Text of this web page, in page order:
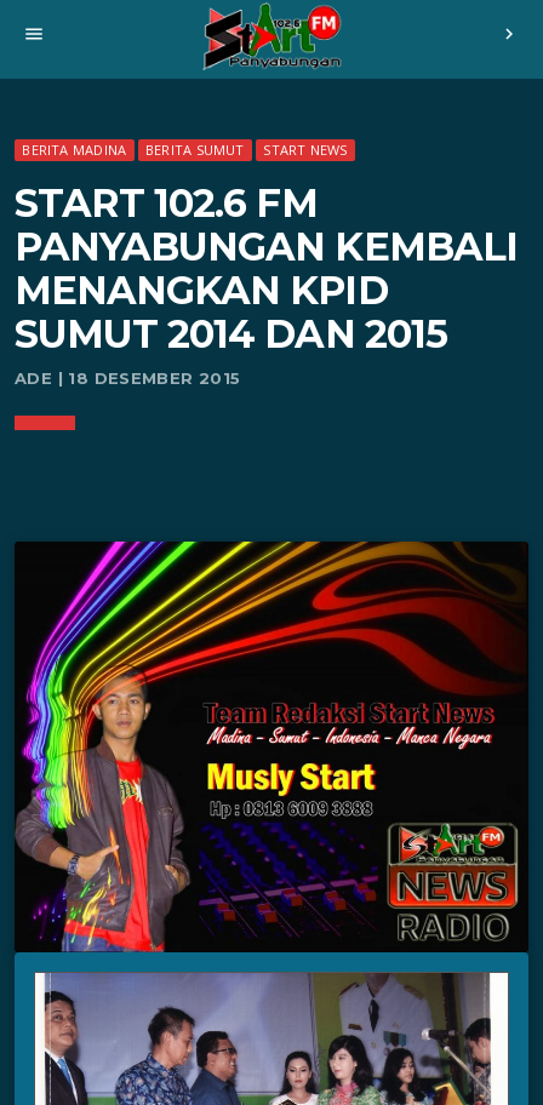
menu chevron_right
BERITA MADINA BERITA SUMUT START NEWS
START 102.6 FM
PANYABUNGAN KEMBALI
MENANGKAN KPID
SUMUT 2014 DAN 2015
ADE | 18 DESEMBER 2015